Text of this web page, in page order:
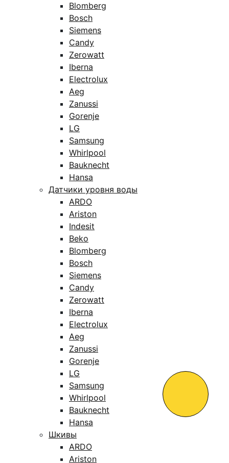
Blomberg
Bosch
Siemens
Candy
Zerowatt
Iberna
Electrolux
Aeg
Zanussi
Gorenje
LG
Samsung
Whirlpool
Bauknecht
Hansa
Датчики уровня воды
ARDO
Ariston
Indesit
Beko
Blomberg
Bosch
Siemens
Candy
Zerowatt
Iberna
Electrolux
Aeg
Zanussi
Gorenje
LG
Samsung
Whirlpool
Bauknecht
Hansa
Шкивы
ARDO
Ariston